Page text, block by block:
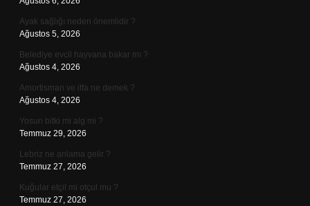
Ayak sağlığı neden önemlidir ?
Ağustos 5, 2026
Belediye evcil hayvana bakar mı ?
Ağustos 4, 2026
Amortisman ve itfa ne demek ?
Ağustos 4, 2026
Yosun bitki mi alg mi ?
Temmuz 29, 2026
Lebriz ne anlama gelir ?
Temmuz 27, 2026
Kuğular etçil mi otçul mu ?
Temmuz 27, 2026